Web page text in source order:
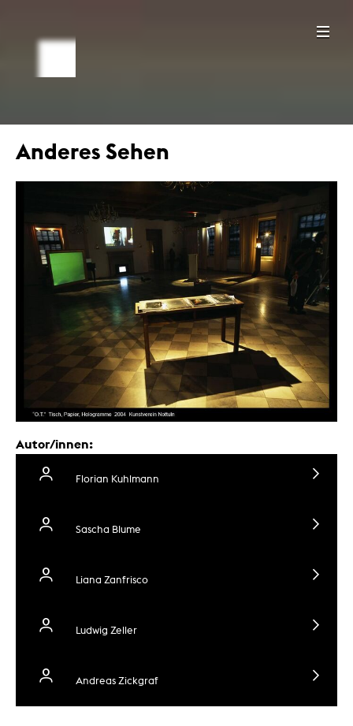
Anderes Sehen
Autor/innen:
Florian Kuhlmann
Sascha Blume
Liana Zanfrisco
Ludwig Zeller
Andreas Zickgraf